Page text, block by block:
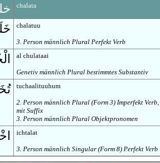
chalata
chalatuu
3. Person männlich Plural Perfekt Verb
al chulataai
Genetiv männlich Plural bestimmtes Substantiv
tuchaalituuhum
2. Person männlich Plural (Form 3) Imperfekt Verb,
mit Suffix
3. Person männlich Plural Objektpronomen
ichtalat
3. Person männlich Singular (Form 8) Perfekt Verb